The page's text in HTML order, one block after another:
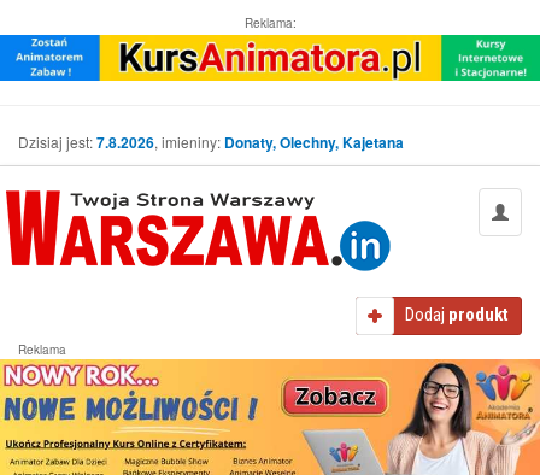
Reklama:
Dzisiaj jest:7.8.2026, imieniny: Donaty, Olechny, Kajetana
Dodaj produkt
Reklama